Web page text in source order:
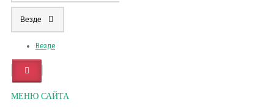
Везде
Везде
МЕНЮ САЙТА